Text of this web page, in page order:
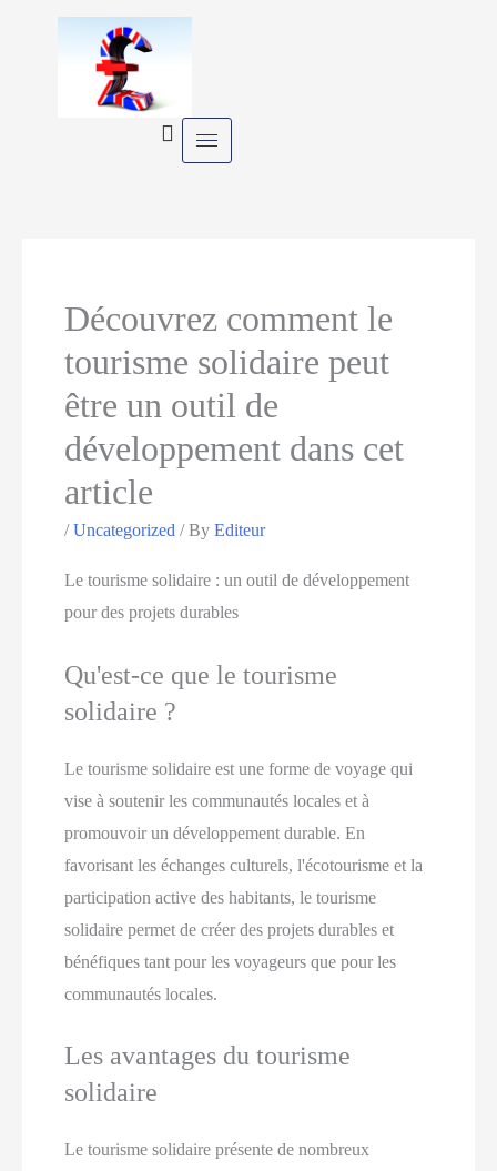
Découvrez comment le
tourisme solidaire peut
être un outil de
développement dans cet
article
/Uncategorized / ByEditeur
Le tourisme solidaire : un outil de développement
pour des projets durables
Qu'est-ce que le tourisme
solidaire ?
Le tourisme solidaire est une forme de voyage qui
vise à soutenir les communautés locales et à
promouvoir un développement durable. En
favorisant les échanges culturels, l'écotourisme et la
participation active des habitants, le tourisme
solidaire permet de créer des projets durables et
bénéfiques tant pour les voyageurs que pour les
communautés locales.
Les avantages du tourisme
solidaire
Le tourisme solidaire présente de nombreux